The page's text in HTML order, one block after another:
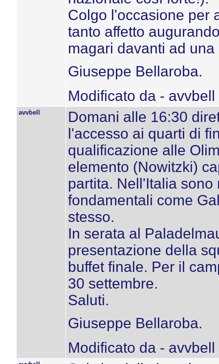
Colgo l'occasione per
tanto affetto
magari davanti ad una
Giuseppe Bellaroba.
Modificato da -
avvbell
Domani alle 16:30
l'accesso ai quarti di
qualificazione alle
elemento (Nowitzki)
partita. Nell'Italia
fondamentali come
stesso.
In serata al
presentazione della
buffet finale. Per il
30 settembre.
Saluti.
Giuseppe Bellaroba.
Modificato da -